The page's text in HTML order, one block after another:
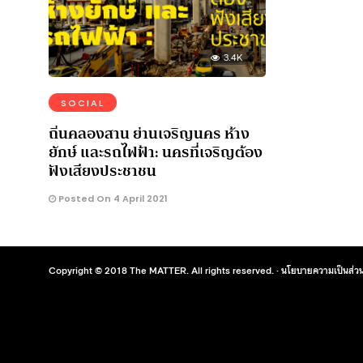
3.4K
SOCIAL
ถิ่นคลองสาน ย่านเจริญนคร ห้าง
ยักษ์ และรถไฟฟ้า: นครที่เจริญต้อง
ฟังเสียงประชาชน
Posted On 4 April 2021
Copyright © 2018 The MATTER. All rights reserved. ·นโยบายความเป็นส่ว